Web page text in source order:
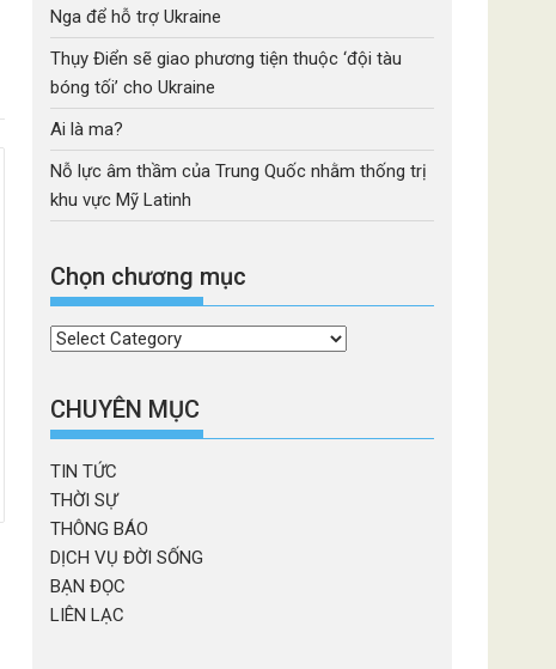
Nga để hỗ trợ Ukraine
Thụy Điển sẽ giao phương tiện thuộc ‘đội tàu
bóng tối’ cho Ukraine
Ai là ma?
Nỗ lực âm thầm của Trung Quốc nhằm thống trị
khu vực Mỹ Latinh
Chọn chương mục
Chọn
mục
CHUYÊN MỤC
TIN TỨC
THỜI SỰ
THÔNG BÁO
DỊCH VỤ ĐỜI SỐNG
BẠN ĐỌC
LIÊN LẠC